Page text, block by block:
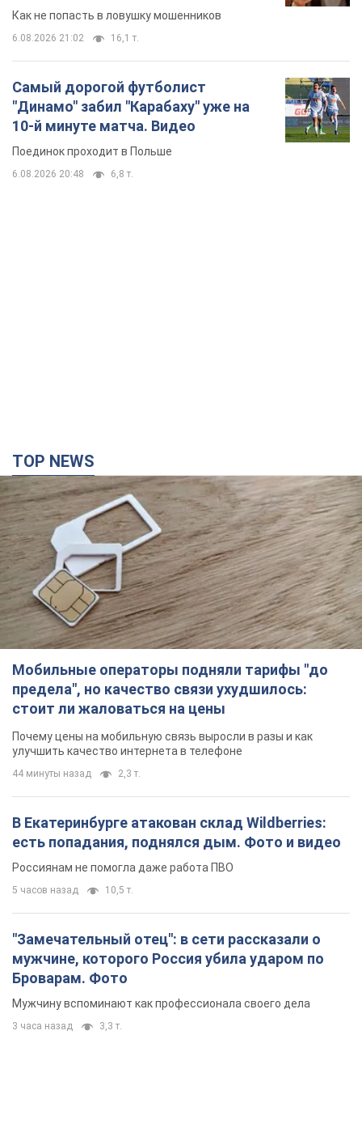
Как не попасть в ловушку мошенников
6.08.2026 21:02 16,1 т.
Самый дорогой футболист
"Динамо" забил "Карабаху" уже на
10-й минуте матча. Видео
Поединок проходит в Польше
6.08.2026 20:48 6,8 т.
TOP NEWS
Мобильные операторы подняли тарифы "до
предела", но качество связи ухудшилось:
стоит ли жаловаться на цены
Почему цены на мобильную связь выросли в разы и как
улучшить качество интернета в телефоне
44 минуты назад 2,3 т.
В Екатеринбурге атакован склад Wildberries:
есть попадания, поднялся дым. Фото и видео
Россиянам не помогла даже работа ПВО
5 часов назад 10,5 т.
"Замечательный отец": в сети рассказали о
мужчине, которого Россия убила ударом по
Броварам. Фото
Мужчину вспоминают как профессионала своего дела
3 часа назад 3,3 т.